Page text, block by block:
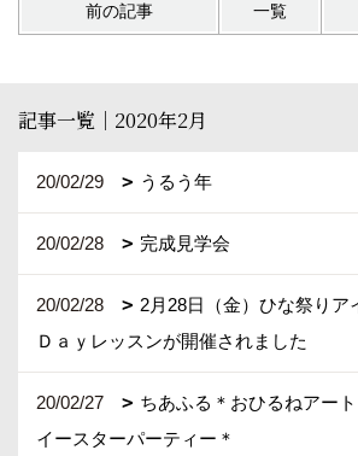
前の記事 一覧
記事一覧｜2020年2月
20/02/29 うるう年
20/02/28 完成見学会
20/02/28
2月28日（金）ひな祭りア
Ｄａｙレッスンが開催されました
20/02/27
ちあふる＊おひるねアー
イースターパーティー＊